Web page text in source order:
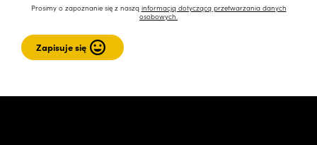
Prosimy o zapoznanie się z naszą informacją dotyczącą przetwarzania danych
osobowych.